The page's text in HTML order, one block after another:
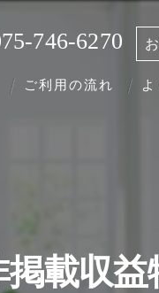
746-6270
ご利用の流れ
掲載収